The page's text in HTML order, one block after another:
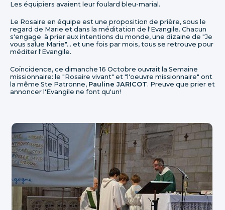
Les équipiers avaient leur foulard bleu-marial.
Le Rosaire en équipe est une proposition de prière, sous le
regard de Marie et dans la méditation de l'Evangile. Chacun
s'engage à prier aux intentions du monde, une dizaine de "Je
vous salue Marie"... et une fois par mois, tous se retrouve pour
méditer l'Evangile.
Coïncidence, ce dimanche 16 Octobre ouvrait la Semaine
missionnaire: le "Rosaire vivant" et "l'oeuvre missionnaire" ont
la même Ste Patronne, Pauline JARICOT. Preuve que prier et
annoncer l'Evangile ne font qu'un!